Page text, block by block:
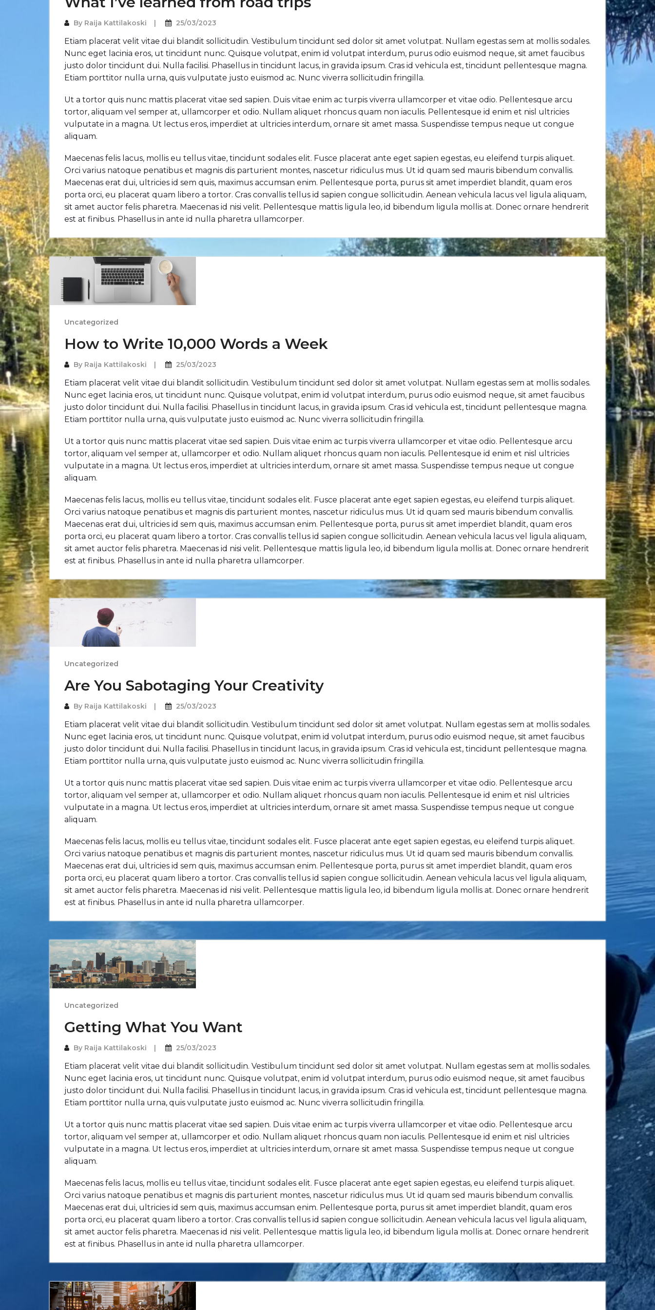
By Raija Kattilakoski 25/03/2023
Etiam placerat velit vitae dui blandit sollicitudin. Vestibulum tincidunt sed dolor sit amet volutpat. Nullam egestas sem at mollis sodales.
Nunc eget lacinia eros, ut tincidunt nunc. Quisque volutpat, enim id volutpat interdum, purus odio euismod neque, sit amet faucibus
justo dolor tincidunt dui. Nulla facilisi. Phasellus in tincidunt lacus, in gravida ipsum. Cras id vehicula est, tincidunt pellentesque magna.
Etiam porttitor nulla urna, quis vulputate justo euismod ac. Nunc viverra sollicitudin fringilla.
Ut a tortor quis nunc mattis placerat vitae sed sapien. Duis vitae enim ac turpis viverra ullamcorper et vitae odio. Pellentesque arcu
tortor, aliquam vel semper at, ullamcorper et odio. Nullam aliquet rhoncus quam non iaculis. Pellentesque id enim et nisl ultricies
vulputate in a magna. Ut lectus eros, imperdiet at ultricies interdum, ornare sit amet massa. Suspendisse tempus neque ut congue
aliquam.
Maecenas felis lacus, mollis eu tellus vitae, tincidunt sodales elit. Fusce placerat ante eget sapien egestas, eu eleifend turpis aliquet.
Orci varius natoque penatibus et magnis dis parturient montes, nascetur ridiculus mus. Ut id quam sed mauris bibendum convallis.
Maecenas erat dui, ultricies id sem quis, maximus accumsan enim. Pellentesque porta, purus sit amet imperdiet blandit, quam eros
porta orci, eu placerat quam libero a tortor. Cras convallis tellus id sapien congue sollicitudin. Aenean vehicula lacus vel ligula aliquam,
sit amet auctor felis pharetra. Maecenas id nisi velit. Pellentesque mattis ligula leo, id bibendum ligula mollis at. Donec ornare hendrerit
est at finibus. Phasellus in ante id nulla pharetra ullamcorper.
Uncategorized
How to Write 10,000 Words a Week
By Raija Kattilakoski 25/03/2023
Etiam placerat velit vitae dui blandit sollicitudin. Vestibulum tincidunt sed dolor sit amet volutpat. Nullam egestas sem at mollis sodales.
Nunc eget lacinia eros, ut tincidunt nunc. Quisque volutpat, enim id volutpat interdum, purus odio euismod neque, sit amet faucibus
justo dolor tincidunt dui. Nulla facilisi. Phasellus in tincidunt lacus, in gravida ipsum. Cras id vehicula est, tincidunt pellentesque magna.
Etiam porttitor nulla urna, quis vulputate justo euismod ac. Nunc viverra sollicitudin fringilla.
Ut a tortor quis nunc mattis placerat vitae sed sapien. Duis vitae enim ac turpis viverra ullamcorper et vitae odio. Pellentesque arcu
tortor, aliquam vel semper at, ullamcorper et odio. Nullam aliquet rhoncus quam non iaculis. Pellentesque id enim et nisl ultricies
vulputate in a magna. Ut lectus eros, imperdiet at ultricies interdum, ornare sit amet massa. Suspendisse tempus neque ut congue
aliquam.
Maecenas felis lacus, mollis eu tellus vitae, tincidunt sodales elit. Fusce placerat ante eget sapien egestas, eu eleifend turpis aliquet.
Orci varius natoque penatibus et magnis dis parturient montes, nascetur ridiculus mus. Ut id quam sed mauris bibendum convallis.
Maecenas erat dui, ultricies id sem quis, maximus accumsan enim. Pellentesque porta, purus sit amet imperdiet blandit, quam eros
porta orci, eu placerat quam libero a tortor. Cras convallis tellus id sapien congue sollicitudin. Aenean vehicula lacus vel ligula aliquam,
sit amet auctor felis pharetra. Maecenas id nisi velit. Pellentesque mattis ligula leo, id bibendum ligula mollis at. Donec ornare hendrerit
est at finibus. Phasellus in ante id nulla pharetra ullamcorper.
Uncategorized
Are You Sabotaging Your Creativity
By Raija Kattilakoski 25/03/2023
Etiam placerat velit vitae dui blandit sollicitudin. Vestibulum tincidunt sed dolor sit amet volutpat. Nullam egestas sem at mollis sodales.
Nunc eget lacinia eros, ut tincidunt nunc. Quisque volutpat, enim id volutpat interdum, purus odio euismod neque, sit amet faucibus
justo dolor tincidunt dui. Nulla facilisi. Phasellus in tincidunt lacus, in gravida ipsum. Cras id vehicula est, tincidunt pellentesque magna.
Etiam porttitor nulla urna, quis vulputate justo euismod ac. Nunc viverra sollicitudin fringilla.
Ut a tortor quis nunc mattis placerat vitae sed sapien. Duis vitae enim ac turpis viverra ullamcorper et vitae odio. Pellentesque arcu
tortor, aliquam vel semper at, ullamcorper et odio. Nullam aliquet rhoncus quam non iaculis. Pellentesque id enim et nisl ultricies
vulputate in a magna. Ut lectus eros, imperdiet at ultricies interdum, ornare sit amet massa. Suspendisse tempus neque ut congue
aliquam.
Maecenas felis lacus, mollis eu tellus vitae, tincidunt sodales elit. Fusce placerat ante eget sapien egestas, eu eleifend turpis aliquet.
Orci varius natoque penatibus et magnis dis parturient montes, nascetur ridiculus mus. Ut id quam sed mauris bibendum convallis.
Maecenas erat dui, ultricies id sem quis, maximus accumsan enim. Pellentesque porta, purus sit amet imperdiet blandit, quam eros
porta orci, eu placerat quam libero a tortor. Cras convallis tellus id sapien congue sollicitudin. Aenean vehicula lacus vel ligula aliquam,
sit amet auctor felis pharetra. Maecenas id nisi velit. Pellentesque mattis ligula leo, id bibendum ligula mollis at. Donec ornare hendrerit
est at finibus. Phasellus in ante id nulla pharetra ullamcorper.
Uncategorized
Getting What You Want
By Raija Kattilakoski 25/03/2023
Etiam placerat velit vitae dui blandit sollicitudin. Vestibulum tincidunt sed dolor sit amet volutpat. Nullam egestas sem at mollis sodales.
Nunc eget lacinia eros, ut tincidunt nunc. Quisque volutpat, enim id volutpat interdum, purus odio euismod neque, sit amet faucibus
justo dolor tincidunt dui. Nulla facilisi. Phasellus in tincidunt lacus, in gravida ipsum. Cras id vehicula est, tincidunt pellentesque magna.
Etiam porttitor nulla urna, quis vulputate justo euismod ac. Nunc viverra sollicitudin fringilla.
Ut a tortor quis nunc mattis placerat vitae sed sapien. Duis vitae enim ac turpis viverra ullamcorper et vitae odio. Pellentesque arcu
tortor, aliquam vel semper at, ullamcorper et odio. Nullam aliquet rhoncus quam non iaculis. Pellentesque id enim et nisl ultricies
vulputate in a magna. Ut lectus eros, imperdiet at ultricies interdum, ornare sit amet massa. Suspendisse tempus neque ut congue
aliquam.
Maecenas felis lacus, mollis eu tellus vitae, tincidunt sodales elit. Fusce placerat ante eget sapien egestas, eu eleifend turpis aliquet.
Orci varius natoque penatibus et magnis dis parturient montes, nascetur ridiculus mus. Ut id quam sed mauris bibendum convallis.
Maecenas erat dui, ultricies id sem quis, maximus accumsan enim. Pellentesque porta, purus sit amet imperdiet blandit, quam eros
porta orci, eu placerat quam libero a tortor. Cras convallis tellus id sapien congue sollicitudin. Aenean vehicula lacus vel ligula aliquam,
sit amet auctor felis pharetra. Maecenas id nisi velit. Pellentesque mattis ligula leo, id bibendum ligula mollis at. Donec ornare hendrerit
est at finibus. Phasellus in ante id nulla pharetra ullamcorper.